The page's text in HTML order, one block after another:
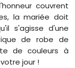
couvrent
la mariée doit
s'agisse d'une
de robe de
de couleurs à
jour !